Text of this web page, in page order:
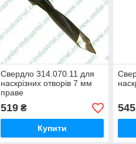
Свердло 314.070.11 для
наскрізних отворів 7 мм
праве
519₴
Купити
545